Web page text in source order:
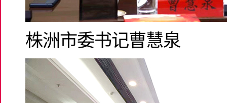
株洲市委书记曹慧泉